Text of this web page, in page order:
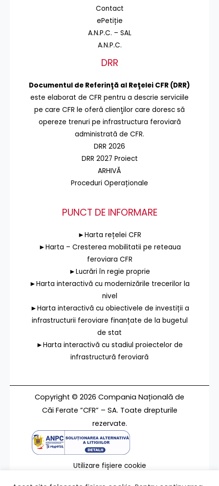
Contact
ePetiție
A.N.P.C. – SAL
A.N.P.C.
DRR
Documentul de Referinţă al Reţelei CFR (DRR)
este elaborat de CFR pentru a descrie serviciile
pe care CFR le oferă clienţilor care doresc să
opereze trenuri pe infrastructura feroviară
administrată de CFR.
DRR 2026
DRR 2027 Proiect
ARHIVĂ
Proceduri Operaționale
PUNCT DE INFORMARE
►Harta rețelei CFR
►Harta – Cresterea mobilitatii pe reteaua
feroviara CFR
►Lucrări în regie proprie
►Harta interactivă cu modernizările trecerilor la
nivel
►Harta interactivă cu obiectivele de investiții a
infrastructurii feroviare finanțate de la bugetul
de stat
►Harta interactivă cu stadiul proiectelor de
infrastructură feroviară
Copyright © 2026 Compania Națională de
Căi Ferate ”CFR” – SA. Toate drepturile
rezervate.
Utilizare fișiere cookie